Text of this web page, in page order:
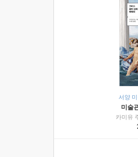
서양
미술
카미유